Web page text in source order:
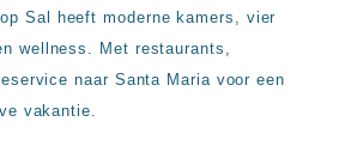
Sal heeft moderne kamers, vier
wellness. Met restaurants,
naar Santa Maria voor een
vakantie.